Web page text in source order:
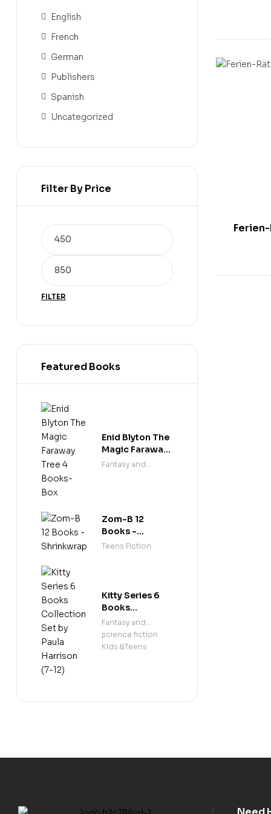
English
French
German
Publishers
Spanish
Uncategorized
Filter By Price
FILTER
Featured Books
Enid Blyton The
Magic Faraway
Tree 4 Books-
Fantasy and
Zom-B 12
Books -
Shrinkwrap
Teens Fiction
Kitty Series 6
Books
Collection Set
by Paula
Harrison (7-12)
Fantasy and
science fiction
,
Kids &Teens